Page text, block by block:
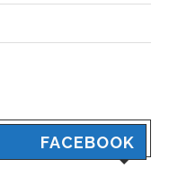
FACEBOOK